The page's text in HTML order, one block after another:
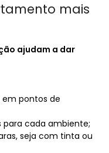
mais
ajudam a dar
em pontos de
para cada ambiente;
seja com tinta ou